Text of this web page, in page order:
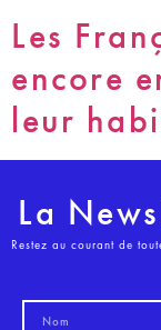
Les
encore
leur
La
Restez au courant de